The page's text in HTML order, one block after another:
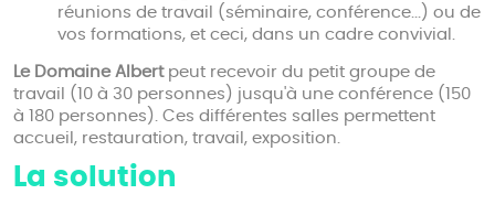
réunions de travail (séminaire, conférence...) ou de
vos formations, et ceci, dans un cadre convivial.
Le Domaine Albert peut recevoir du petit groupe de
travail (10 à 30 personnes) jusqu'à une conférence (150
à 180 personnes). Ces différentes salles permettent
accueil, restauration, travail, exposition.
La solution